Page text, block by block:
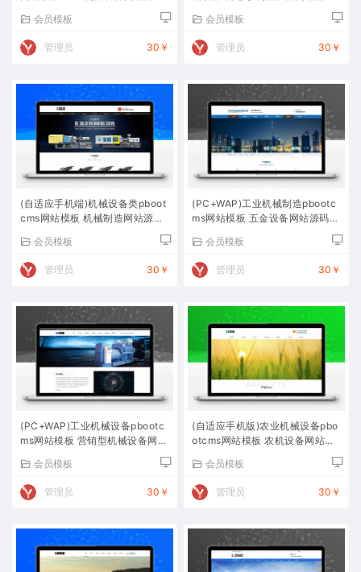
会员模板
管理员 30￥
会员模板
管理员 30￥
(自适应手机端)机械设备类pboot
cms网站模板 机械制造网站源码
会员模板
管理员 30￥
(PC+WAP)工业机械制造pbootc
ms网站模板 五金设备网站源码下
会员模板
管理员 30￥
(PC+WAP)工业机械设备pbootc
ms网站模板 营销型机械设备网站
会员模板
管理员 30￥
(自适应手机版)农业机械设备pbo
otcms网站模板 农机设备网站源
会员模板
管理员 30￥